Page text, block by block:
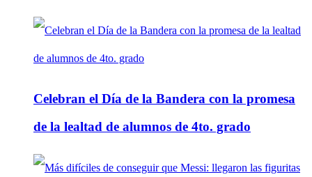
Celebran el Día de la Bandera con la promesa
de la lealtad de alumnos de 4to. grado